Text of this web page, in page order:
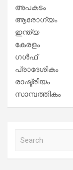
അപകടം
ആരോഗ്യം
ഇന്ത്യ
കേരളം
ഗൾഫ്
പ്രാദേശികം
രാഷ്ട്രീയം
സാമ്പത്തികം